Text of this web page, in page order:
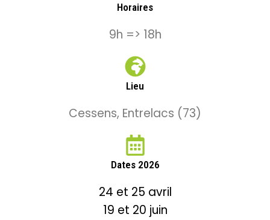
Horaires
9h => 18h
Lieu
Cessens, Entrelacs (73)
Dates 2026
24 et 25 avril
19 et 20 juin